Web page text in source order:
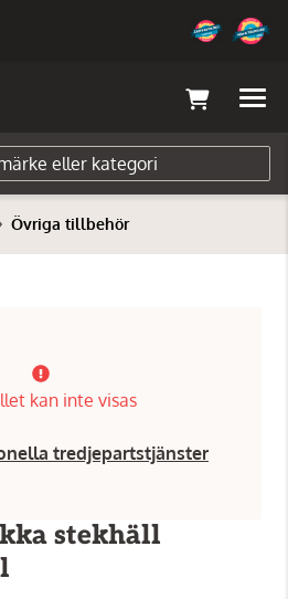
Övriga tillbehör
kan inte visas
tredjepartstjänster
stekhäll